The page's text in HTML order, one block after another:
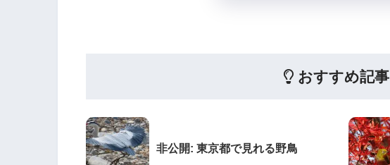
おすすめ記事
非公開: 東京都で見れる野鳥